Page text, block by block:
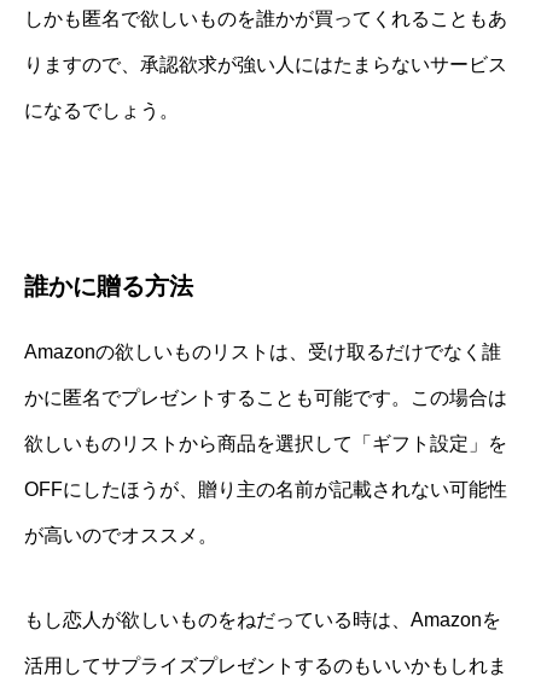
しかも匿名で欲しいものを誰かが買ってくれることもあ
りますので、承認欲求が強い人にはたまらないサービス
になるでしょう。
誰かに贈る方法
Amazonの欲しいものリストは、受け取るだけでなく誰
かに匿名でプレゼントすることも可能です。この場合は
欲しいものリストから商品を選択して「ギフト設定」を
OFFにしたほうが、贈り主の名前が記載されない可能性
が高いのでオススメ。
もし恋人が欲しいものをねだっている時は、Amazonを
活用してサプライズプレゼントするのもいいかもしれま